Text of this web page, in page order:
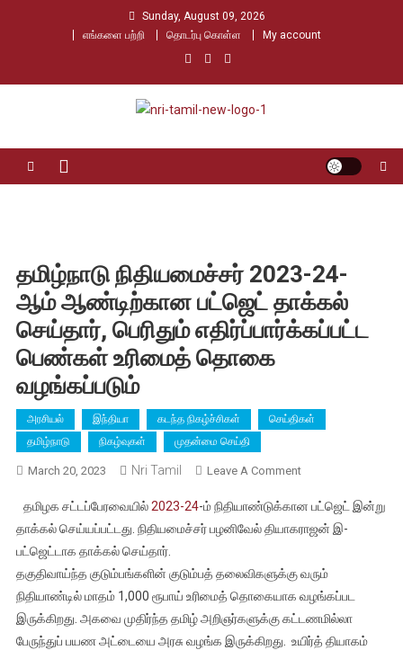
Sunday, August 09, 2026
எங்களை பற்றி
தொடர்பு கொள்ள My account
Nri Tamil
தமிழ்நாடு நிதியமைச்சர் 2023-24-
ஆம் ஆண்டிற்கான பட்ஜெட் தாக்கல்
செய்தார், பெரிதும் எதிர்ப்பார்க்கப்பட்ட
பெண்கள் உரிமைத் தொகை
வழங்கப்படும்
அரசியல் இந்தியா கடந்த நிகழ்ச்சிகள்
செய்திகள்
தமிழ்நாடு
நிகழ்வுகள் முதன்மை செய்தி
March 20, 2023 Nri Tamil Leave A CommentOn
நிதியமைச்சர்
2023-
ஆம்
ஆண்டிற்கான
பட்ஜெட்
தாக்கல்
தமிழக சட்டப்பேரவையில்2023-24-ம் நிதியாண்டுக்கான பட்ஜெட் இன்று
தாக்கல் செய்யப்பட்டது. நிதியமைச்சர் பழனிவேல் தியாகராஜன் இ-
பட்ஜெட்டாக தாக்கல் செய்தார்.
தகுதிவாய்ந்த குடும்பங்களின் குடும்பத் தலைவிகளுக்கு வரும்
நிதியாண்டில் மாதம் 1,000 ரூபாய் உரிமைத் தொகையாக வழங்கப்பட
இருக்கிறது. அகவை முதிர்ந்த தமிழ் அறிஞர்களுக்கு கட்டணமில்லா
பேருந்துப் பயண அட்டையை அரசு வழங்க இருக்கிறது. உயிர்த் தியாகம்